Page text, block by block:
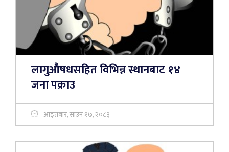
लागुऔषधसहित विभिन्न स्थानबाट १४
जना पक्राउ
आइतबार, साउन १७, २०८३